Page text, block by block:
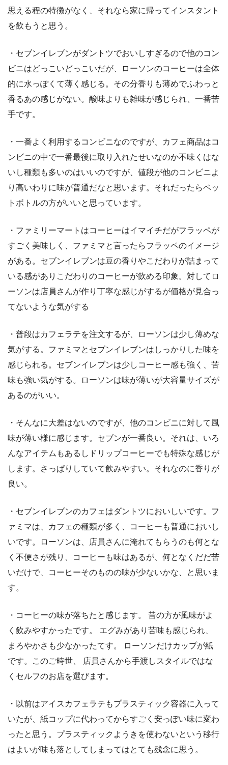
思える程の特徴がなく、それなら家に帰ってインスタント
を飲もうと思う。
・セブンイレブンがダントツでおいしすぎるので他のコン
ビニはどっこいどっこいだが、ローソンのコーヒーは全体
的に水っぽくて薄く感じる。その分香りも薄めでふわっと
香るあの感じがない。酸味よりも雑味が感じられ、一番苦
手です。
・一番よく利用するコンビニなのですが、カフェ商品はコ
ンビニの中で一番最後に取り入れたせいなのか不味くはな
いし種類も多いのはいいのですが、値段が他のコンビニよ
り高いわりに味が普通だなと思います。それだったらペッ
トボトルの方がいいと思っています。
・ファミリーマートはコーヒーはイマイチだがフラッペが
すごく美味しく、ファミマと言ったらフラッペのイメージ
がある。セブンイレブンは豆の香りやこだわりが詰まって
いる感がありこだわりのコーヒーが飲める印象。対してロ
ーソンは店員さんが作り丁寧な感じがするが価格が見合っ
てないような気がする
・普段はカフェラテを注文するが、ローソンは少し薄めな
気がする。ファミマとセブンイレブンはしっかりした味を
感じられる。セブンイレブンは少しコーヒー感も強く、苦
味も強い気がする。ローソンは味が薄いが大容量サイズが
あるのがいい。
・そんなに大差はないのですが、他のコンビニに対して風
味が薄い様に感じます。セブンが一番良い。それは、いろ
んなアイテムもあるしドリップコーヒーでも特殊な感じが
します。さっぱりしていて飲みやすい。それなのに香りが
良い。
・セブンイレブンのカフェはダントツにおいしいです。フ
ァミマは、カフェの種類が多く、コーヒーも普通においし
いです。ローソンは、店員さんに淹れてもらうのも何とな
く不便さが残り、コーヒーも味はあるが、何となくだだ苦
いだけで、コーヒーそのものの味が少ないかな、と思いま
す。
・コーヒーの味が落ちたと感じます。 昔の方が風味がよ
く飲みやすかったです。 エグみがあり苦味も感じられ、
まろやかさも少なかったてす。 ローソンだけカップが紙
です。このご時世、 店員さんから手渡しスタイルではな
くセルフのお店を選びます。
・以前はアイスカフェラテもプラスティック容器に入って
いたが、紙コップに代わってからすごく安っぽい味に変わ
ったと思う。プラスティックようきを使わないという移行
はよいが味も落としてしまってはとても残念に思う。